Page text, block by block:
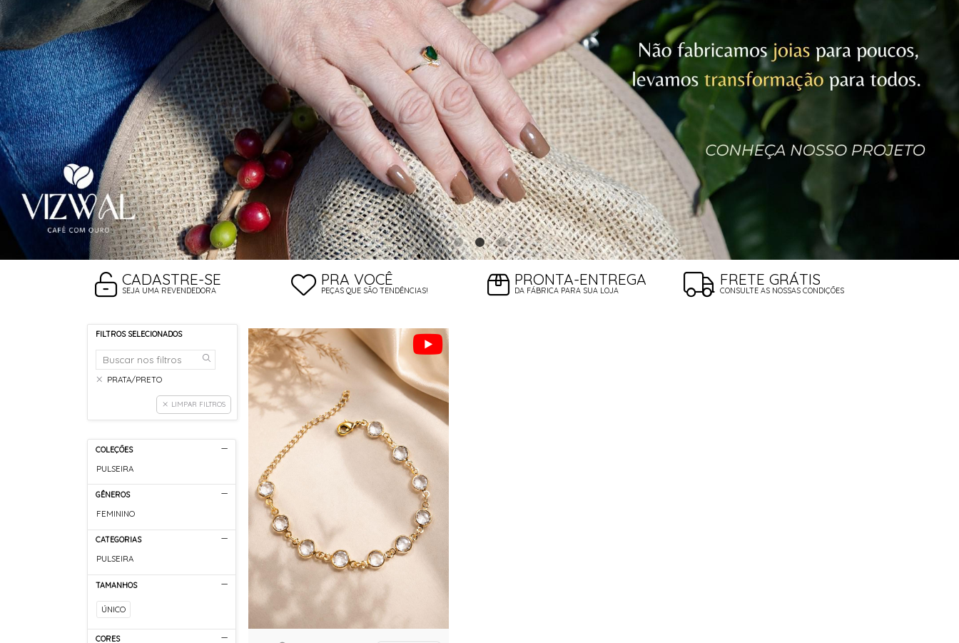
CADASTRE-SE
SEJA UMA REVENDEDORA
PRA VOCÊ
PEÇAS QUE SÃO TENDÊNCIAS!
PRONTA-ENTREGA
DA FÁBRICA PARA SUA LOJA
FRETE GRÁTIS
CONSULTE AS NOSSAS CONDIÇÕES
FILTROS SELECIONADOS
PRATA/PRETO
LIMPAR FILTROS
COLEÇÕES
PULSEIRA
GÊNEROS
FEMININO
CATEGORIAS
PULSEIRA
TAMANHOS
ÚNICO
CORES